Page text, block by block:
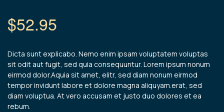
customer
ratings
$52.95
Dicta sunt explicabo. Nemo enim ipsam voluptatem voluptas
sit odit aut fugit, sed quia consequuntur. Lorem ipsum nonum
eirmod dolor.Aquia sit amet, elitr, sed diam nonum eirmod
tempor invidunt labore et dolore magna aliquyam.erat, sed
diam voluptua. At vero accusam et justo duo dolores et ea
rebum.